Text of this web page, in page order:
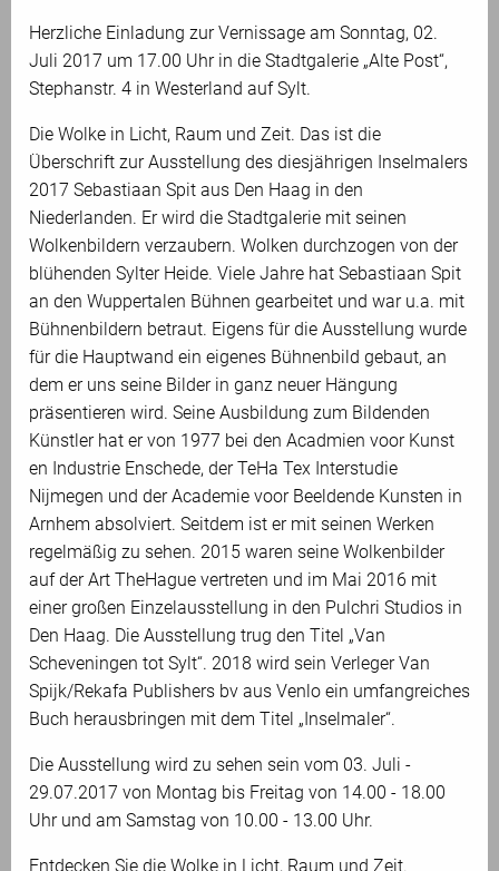
Herzliche Einladung zur Vernissage am Sonntag, 02.
Juli 2017 um 17.00 Uhr in die Stadtgalerie „Alte Post“,
Stephanstr. 4 in Westerland auf Sylt.
Die Wolke in Licht, Raum und Zeit. Das ist die
Überschrift zur Ausstellung des diesjährigen Inselmalers
2017 Sebastiaan Spit aus Den Haag in den
Niederlanden. Er wird die Stadtgalerie mit seinen
Wolkenbildern verzaubern. Wolken durchzogen von der
blühenden Sylter Heide. Viele Jahre hat Sebastiaan Spit
an den Wuppertalen Bühnen gearbeitet und war u.a. mit
Bühnenbildern betraut. Eigens für die Ausstellung wurde
für die Hauptwand ein eigenes Bühnenbild gebaut, an
dem er uns seine Bilder in ganz neuer Hängung
präsentieren wird. Seine Ausbildung zum Bildenden
Künstler hat er von 1977 bei den Acadmien voor Kunst
en Industrie Enschede, der TeHa Tex Interstudie
Nijmegen und der Academie voor Beeldende Kunsten in
Arnhem absolviert. Seitdem ist er mit seinen Werken
regelmäßig zu sehen. 2015 waren seine Wolkenbilder
auf der Art TheHague vertreten und im Mai 2016 mit
einer großen Einzelausstellung in den Pulchri Studios in
Den Haag. Die Ausstellung trug den Titel „Van
Scheveningen tot Sylt“. 2018 wird sein Verleger Van
Spijk/Rekafa Publishers bv aus Venlo ein umfangreiches
Buch herausbringen mit dem Titel „Inselmaler“.
Die Ausstellung wird zu sehen sein vom 03. Juli -
29.07.2017 von Montag bis Freitag von 14.00 - 18.00
Uhr und am Samstag von 10.00 - 13.00 Uhr.
Entdecken Sie die Wolke in Licht, Raum und Zeit.